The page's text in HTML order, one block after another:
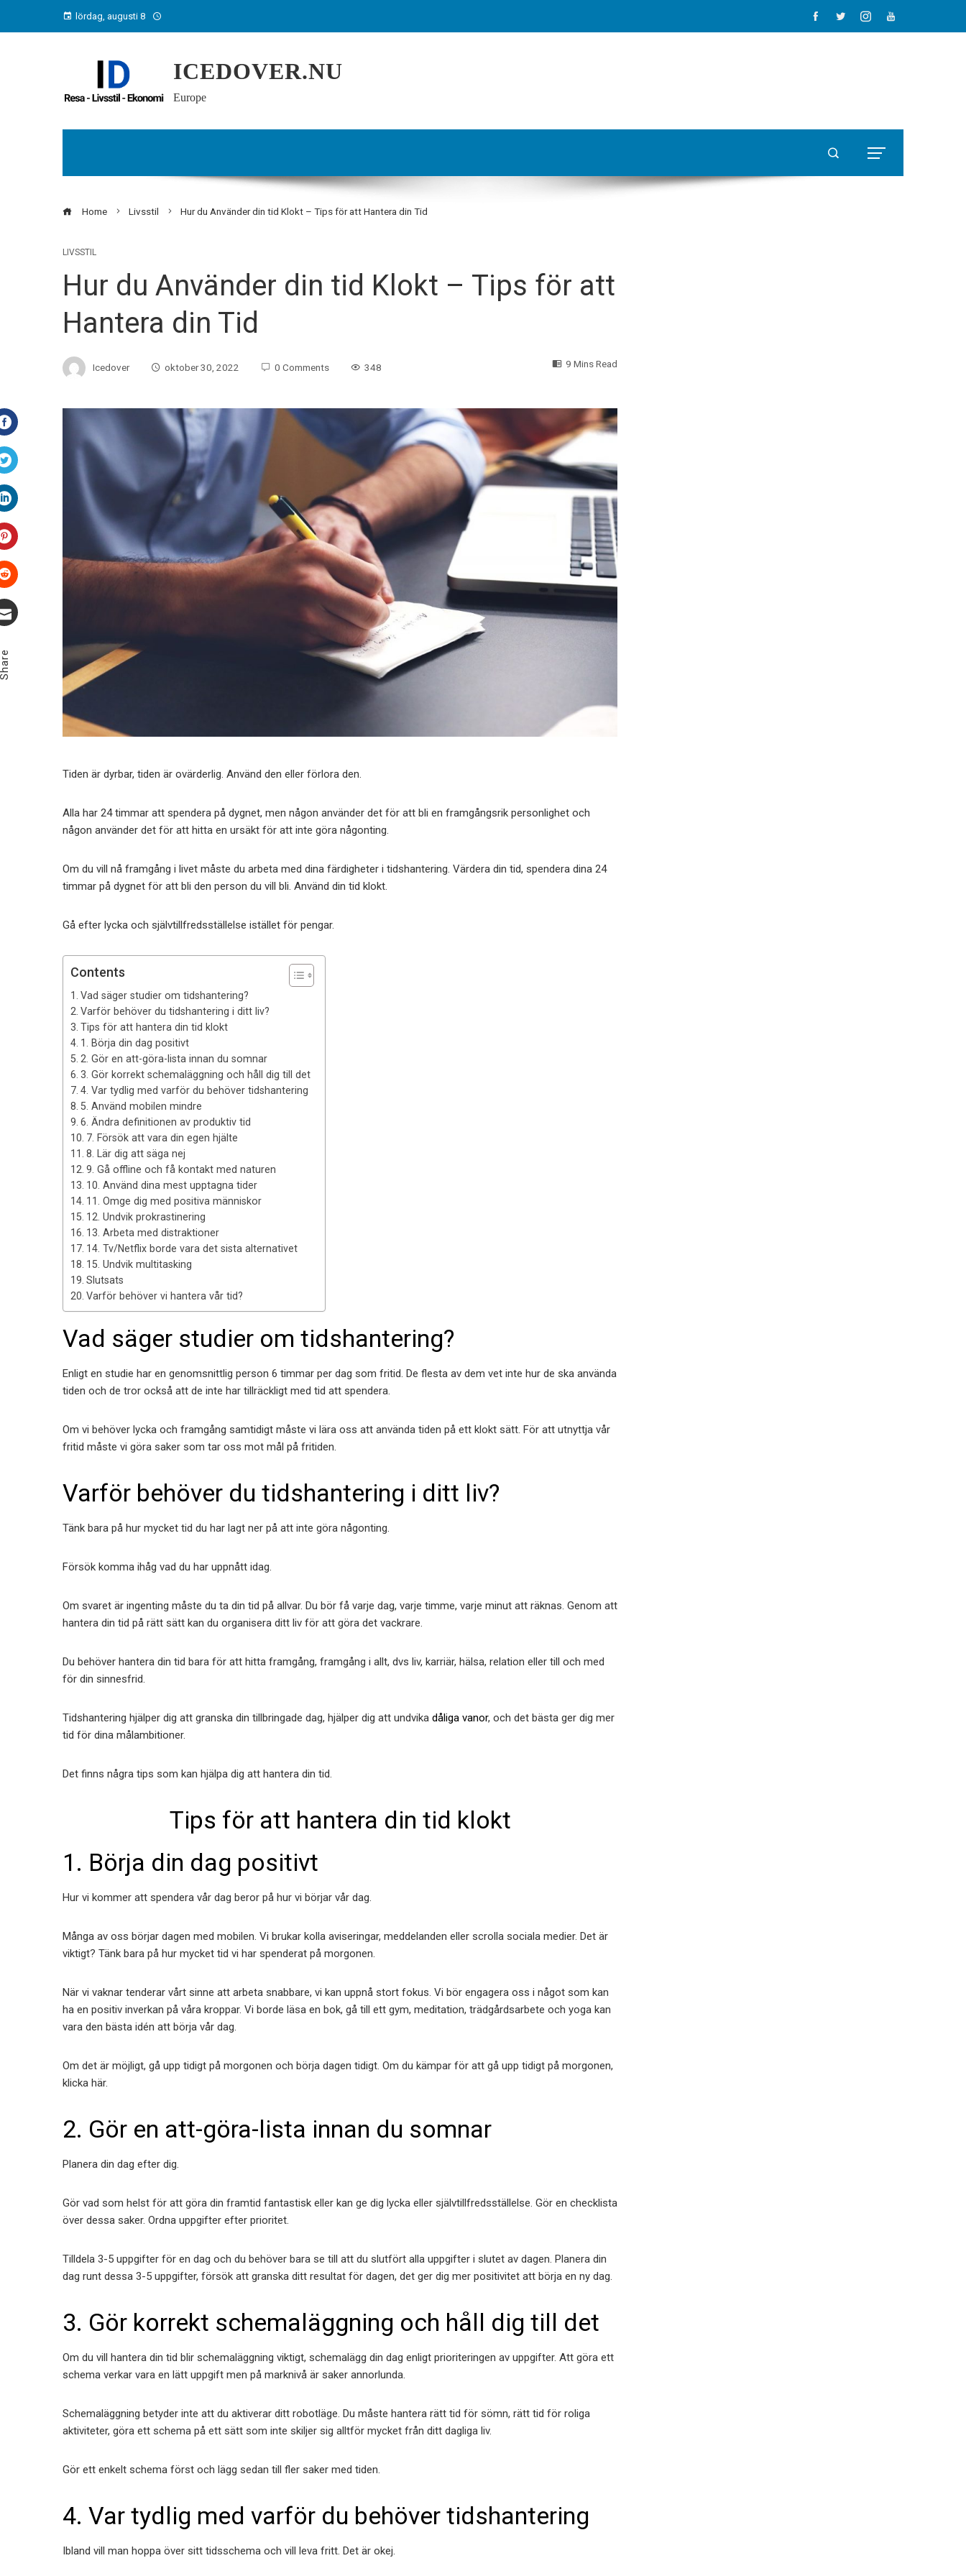
lördag, augusti 8
ICEDOVER.NU
Europe
Home Livsstil Hur du Använder din tid Klokt – Tips för att Hantera din Tid
LIVSSTIL
Hur du Använder din tid Klokt – Tips för att
Hantera din Tid
Icedover oktober 30, 2022 0 Comments 348 9 Mins Read
Facebook
Twitter
LinkedIn
Pinterest
Stumbleupon
Tiden är dyrbar, tiden är ovärderlig. Använd den eller förlora den.
Alla har 24 timmar att spendera på dygnet, men någon använder det för att bli en framgångsrik personlighet och
någon använder det för att hitta en ursäkt för att inte göra någonting.
Om du vill nå framgång i livet måste du arbeta med dina färdigheter i tidshantering. Värdera din tid, spendera dina 24
timmar på dygnet för att bli den person du vill bli. Använd din tid klokt.
Gå efter lycka och självtillfredsställelse istället för pengar.
Contents
Vad säger studier om tidshantering?
Varför behöver du tidshantering i ditt liv?
Tips för att hantera din tid klokt
1. Börja din dag positivt
2. Gör en att-göra-lista innan du somnar
3. Gör korrekt schemaläggning och håll dig till det
4. Var tydlig med varför du behöver tidshantering
5. Använd mobilen mindre
6. Ändra definitionen av produktiv tid
7. Försök att vara din egen hjälte
8. Lär dig att säga nej
9. Gå offline och få kontakt med naturen
10. Använd dina mest upptagna tider
11. Omge dig med positiva människor
12. Undvik prokrastinering
13. Arbeta med distraktioner
14. Tv/Netflix borde vara det sista alternativet
15. Undvik multitasking
Slutsats
Varför behöver vi hantera vår tid?
Vad säger studier om tidshantering?
Enligt en studie har en genomsnittlig person 6 timmar per dag som fritid. De flesta av dem vet inte hur de ska använda
tiden och de tror också att de inte har tillräckligt med tid att spendera.
Om vi ​​behöver lycka och framgång samtidigt måste vi lära oss att använda tiden på ett klokt sätt. För att utnyttja vår
fritid måste vi göra saker som tar oss mot mål på fritiden.
Varför behöver du tidshantering i ditt liv?
Tänk bara på hur mycket tid du har lagt ner på att inte göra någonting.
Försök komma ihåg vad du har uppnått idag.
Om svaret är ingenting måste du ta din tid på allvar. Du bör få varje dag, varje timme, varje minut att räknas. Genom att
hantera din tid på rätt sätt kan du organisera ditt liv för att göra det vackrare.
Du behöver hantera din tid bara för att hitta framgång, framgång i allt, dvs liv, karriär, hälsa, relation eller till och med
för din sinnesfrid.
Tidshantering hjälper dig att granska din tillbringade dag, hjälper dig att undvika dåliga vanor, och det bästa ger dig mer
tid för dina målambitioner.
Det finns några tips som kan hjälpa dig att hantera din tid.
Tips för att hantera din tid klokt
1. Börja din dag positivt
Hur vi kommer att spendera vår dag beror på hur vi börjar vår dag.
Många av oss börjar dagen med mobilen. Vi brukar kolla aviseringar, meddelanden eller scrolla sociala medier. Det är
viktigt? Tänk bara på hur mycket tid vi har spenderat på morgonen.
När vi vaknar tenderar vårt sinne att arbeta snabbare, vi kan uppnå stort fokus. Vi bör engagera oss i något som kan
ha en positiv inverkan på våra kroppar. Vi borde läsa en bok, gå till ett gym, meditation, trädgårdsarbete och yoga kan
vara den bästa idén att börja vår dag.
Om det är möjligt, gå upp tidigt på morgonen och börja dagen tidigt. Om du kämpar för att gå upp tidigt på morgonen,
klicka här.
2. Gör en att-göra-lista innan du somnar
Planera din dag efter dig.
Gör vad som helst för att göra din framtid fantastisk eller kan ge dig lycka eller självtillfredsställelse. Gör en checklista
över dessa saker. Ordna uppgifter efter prioritet.
Tilldela 3-5 uppgifter för en dag och du behöver bara se till att du slutfört alla uppgifter i slutet av dagen. Planera din
dag runt dessa 3-5 uppgifter, försök att granska ditt resultat för dagen, det ger dig mer positivitet att börja en ny dag.
3. Gör korrekt schemaläggning och håll dig till det
Om du vill hantera din tid blir schemaläggning viktigt, schemalägg din dag enligt prioriteringen av uppgifter. Att göra ett
schema verkar vara en lätt uppgift men på marknivå är saker annorlunda.
Schemaläggning betyder inte att du aktiverar ditt robotläge. Du måste hantera rätt tid för sömn, rätt tid för roliga
aktiviteter, göra ett schema på ett sätt som inte skiljer sig alltför mycket från ditt dagliga liv.
Gör ett enkelt schema först och lägg sedan till fler saker med tiden.
4. Var tydlig med varför du behöver tidshantering
Ibland vill man hoppa över sitt tidsschema och vill leva fritt. Det är okej.